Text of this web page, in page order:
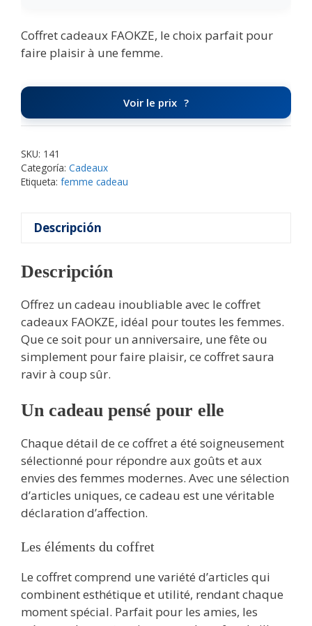
Coffret cadeaux FAOKZE, le choix parfait pour
faire plaisir à une femme.
Voir le prix
SKU: 141
Categoría: Cadeaux
Etiqueta: femme cadeau
Descripción
Descripción
Offrez un cadeau inoubliable avec le coffret
cadeaux FAOKZE, idéal pour toutes les femmes.
Que ce soit pour un anniversaire, une fête ou
simplement pour faire plaisir, ce coffret saura
ravir à coup sûr.
Un cadeau pensé pour elle
Chaque détail de ce coffret a été soigneusement
sélectionné pour répondre aux goûts et aux
envies des femmes modernes. Avec une sélection
d’articles uniques, ce cadeau est une véritable
déclaration d’affection.
Les éléments du coffret
Le coffret comprend une variété d’articles qui
combinent esthétique et utilité, rendant chaque
moment spécial. Parfait pour les amies, les